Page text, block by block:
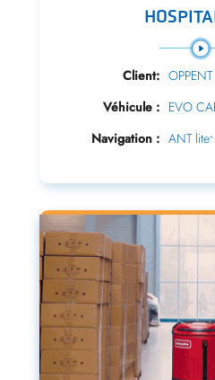
Client:
Véhicule : EVO
Navigation : ANT lite+